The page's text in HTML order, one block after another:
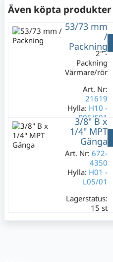
Lagerstatus:
0 st
49 kr
Varav moms:
9,80 kr
Även köpta produkter
53/73 mm
/
Packning
2" -
Packning
Värmare/rör
Art. Nr:
21619
Hylla: H10 -
R06/S01
TrendSpa:
2389
Lagerstatus:
32 st
49 kr
Varav moms:
3/8" B x
1/4" MPT
Gänga
Art. Nr:672-
4350
Hylla: H01 -
L05/01
Lagerstatus:
15 st
79 kr